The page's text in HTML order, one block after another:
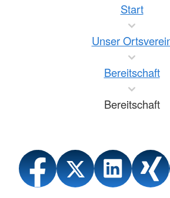
Start
Unser
Bereitschaft
Bereitschaft